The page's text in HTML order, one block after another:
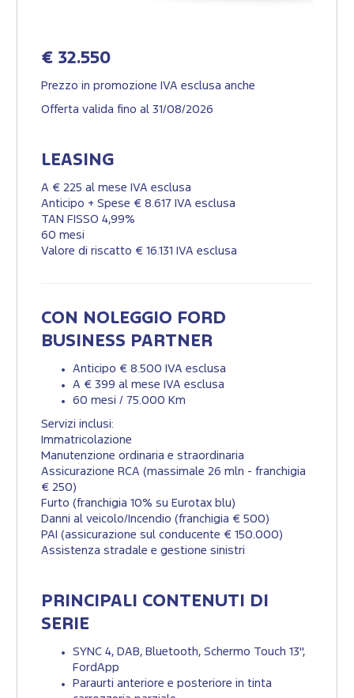
€ 32.550
Prezzo in promozione IVA esclusa anche
Offerta valida fino al 31/08/2026
LEASING
A € 225 al mese IVA esclusa
Anticipo + Spese € 8.617 IVA esclusa
TAN FISSO 4,99%
60 mesi
Valore di riscatto € 16.131 IVA esclusa
CON NOLEGGIO FORD
BUSINESS PARTNER
Anticipo € 8.500 IVA esclusa
A € 399 al mese IVA esclusa
60 mesi / 75.000 Km
Servizi inclusi:
Immatricolazione
Manutenzione ordinaria e straordinaria
Assicurazione RCA (massimale 26 mln - franchigia
€ 250)
Furto (franchigia 10% su Eurotax blu)
Danni al veicolo/Incendio (franchigia € 500)
PAI (assicurazione sul conducente € 150.000)
Assistenza stradale e gestione sinistri
PRINCIPALI CONTENUTI DI
SERIE
SYNC 4, DAB, Bluetooth, Schermo Touch 13",
FordApp
Paraurti anteriore e posteriore in tinta